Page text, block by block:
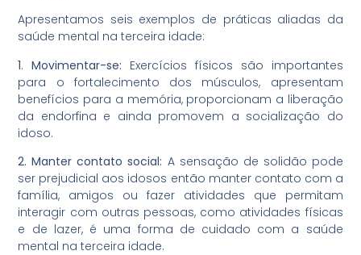
Apresentamos seis exemplos de práticas aliadas da
saúde mental na terceira idade:
1.Movimentar-se: Exercícios físicos são importantes
para o fortalecimento dos músculos, apresentam
benefícios para a memória, proporcionam a liberação
da endorfina e ainda promovem a socialização do
idoso.
2. Manter contato social: A sensação de solidão pode
ser prejudicial aos idosos então manter contato com a
família, amigos ou fazer atividades que permitam
interagir com outras pessoas, como atividades físicas
e de lazer, é uma forma de cuidado com a saúde
mental na terceira idade.